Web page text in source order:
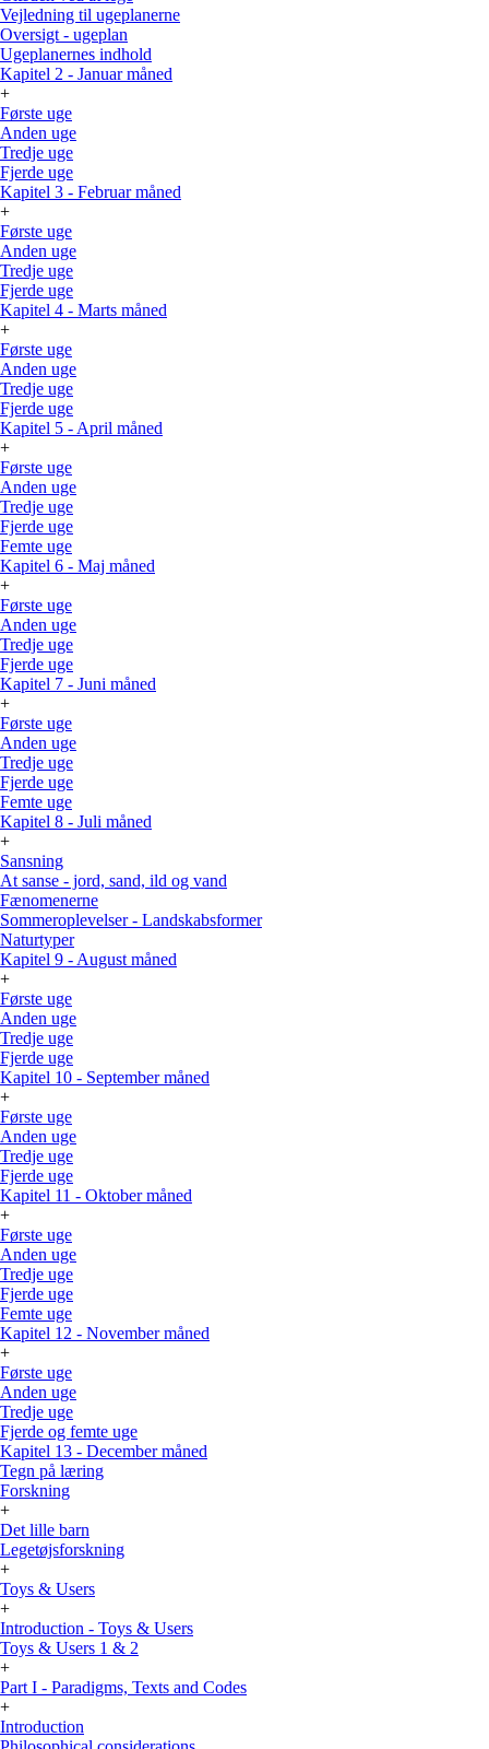
Vejledning til ugeplanerne
Oversigt - ugeplan
Ugeplanernes indhold
Kapitel 2 - Januar måned
+
Første uge
Anden uge
Tredje uge
Fjerde uge
Kapitel 3 - Februar måned
+
Første uge
Anden uge
Tredje uge
Fjerde uge
Kapitel 4 - Marts måned
+
Første uge
Anden uge
Tredje uge
Fjerde uge
Kapitel 5 - April måned
+
Første uge
Anden uge
Tredje uge
Fjerde uge
Femte uge
Kapitel 6 - Maj måned
+
Første uge
Anden uge
Tredje uge
Fjerde uge
Kapitel 7 - Juni måned
+
Første uge
Anden uge
Tredje uge
Fjerde uge
Femte uge
Kapitel 8 - Juli måned
+
Sansning
At sanse - jord, sand, ild og vand
Fænomenerne
Sommeroplevelser - Landskabsformer
Naturtyper
Kapitel 9 - August måned
+
Første uge
Anden uge
Tredje uge
Fjerde uge
Kapitel 10 - September måned
+
Første uge
Anden uge
Tredje uge
Fjerde uge
Kapitel 11 - Oktober måned
+
Første uge
Anden uge
Tredje uge
Fjerde uge
Femte uge
Kapitel 12 - November måned
+
Første uge
Anden uge
Tredje uge
Fjerde og femte uge
Kapitel 13 - December måned
Tegn på læring
Forskning
+
Det lille barn
Legetøjsforskning
+
Toys & Users
+
Introduction - Toys & Users
Toys & Users 1 & 2
+
Part I - Paradigms, Texts and Codes
+
Introduction